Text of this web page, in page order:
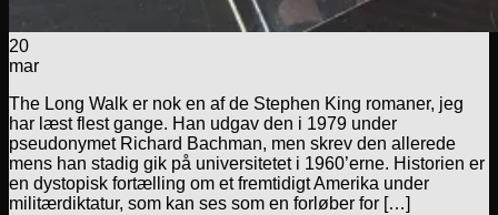
20
mar
The Long Walk er nok en af de Stephen King romaner, jeg
har læst flest gange. Han udgav den i 1979 under
pseudonymet Richard Bachman, men skrev den allerede
mens han stadig gik på universitetet i 1960’erne. Historien er
en dystopisk fortælling om et fremtidigt Amerika under
militærdiktatur, som kan ses som en forløber for […]